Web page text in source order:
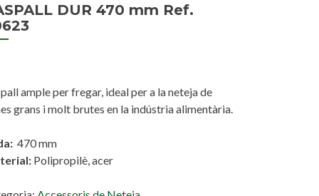
DUR 470 mm Ref.
ample per fregar, ideal per a la neteja de
grans i molt brutes en la indústria alimentària.
470 mm
Polipropilè, acer